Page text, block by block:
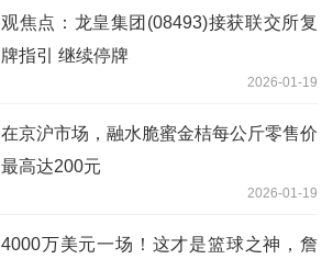
观焦点：龙皇集团(08493)接获联交所复
牌指引 继续停牌
2026-01-19
在京沪市场，融水脆蜜金桔每公斤零售价
最高达200元
2026-01-19
4000万美元一场！这才是篮球之神，詹